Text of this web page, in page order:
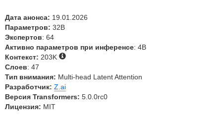
Дата анонса: 19.01.2026
Параметров: 32B
Экспертов: 64
Активно параметров при инференсе: 4B
Контекст: 203K
Слоев: 47
Тип внимания: Multi-head Latent Attention
Разработчик: Z.ai
Версия Transformers: 5.0.0rc0
Лицензия: MIT